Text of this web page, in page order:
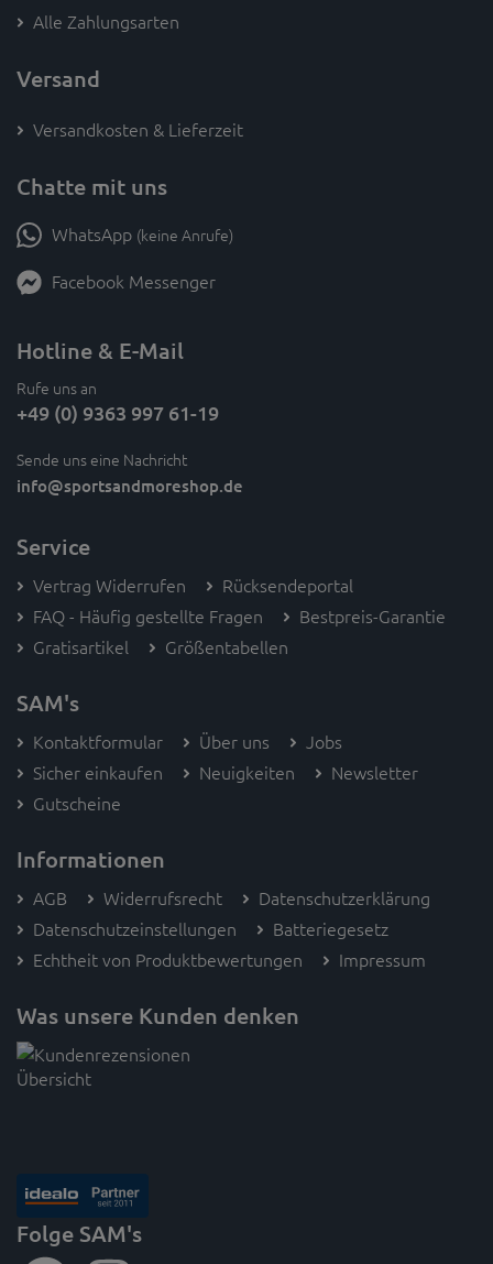
Alle Zahlungsarten
Versand
Versandkosten & Lieferzeit
Chatte mit uns
WhatsApp (keine Anrufe)
Facebook Messenger
Hotline & E-Mail
Rufe uns an
+49 (0) 9363 997 61-19
Sende uns eine Nachricht
info@sportsandmoreshop.de
Service
Vertrag Widerrufen
Rücksendeportal
FAQ - Häufig gestellte Fragen
Bestpreis-Garantie
Gratisartikel
Größentabellen
SAM's
Kontaktformular Über uns
Jobs
Sicher einkaufen
Neuigkeiten
Newsletter
Gutscheine
Informationen
AGB Widerrufsrecht
Datenschutzerklärung
Datenschutzeinstellungen
Batteriegesetz
Echtheit von Produktbewertungen
Impressum
Was unsere Kunden denken
Folge SAM's